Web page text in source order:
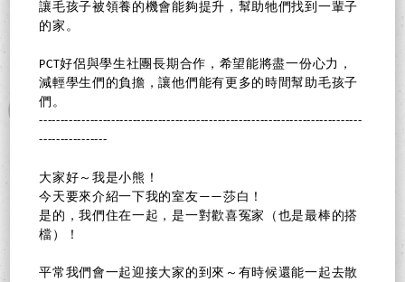
讓毛孩子被領養的機會能夠提升，幫助牠們找到一輩子
的家。
PCT好侶與學生社團長期合作，希望能將盡一份心力，
減輕學生們的負擔，讓他們能有更多的時間幫助毛孩子
們。
----------------------------------------------------------------------------
----------------
大家好～我是小熊！
今天要來介紹一下我的室友——莎白！
是的，我們住在一起，是一對歡喜冤家（也是最棒的搭
檔）！
平常我們會一起迎接大家的到來～有時候還能一起去散